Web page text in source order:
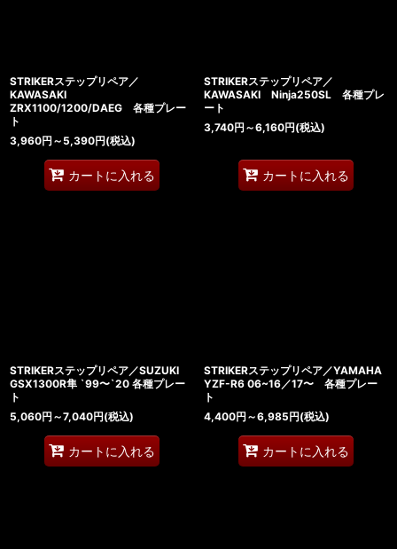
STRIKERステップリペア／
KAWASAKI
ZRX1100/1200/DAEG 各種プレー
ト
3,960円 ～5,390円(税込)
カートに入れる
STRIKERステップリペア／
KAWASAKI Ninja250SL 各種プレ
ート
3,740円 ～6,160円(税込)
カートに入れる
STRIKERステップリペア／SUZUKI
GSX1300R隼 `99〜`20 各種プレー
ト
5,060円 ～7,040円(税込)
カートに入れる
STRIKERステップリペア／YAMAHA
YZF-R6 06~16／17〜 各種プレー
ト
4,400円 ～6,985円(税込)
カートに入れる